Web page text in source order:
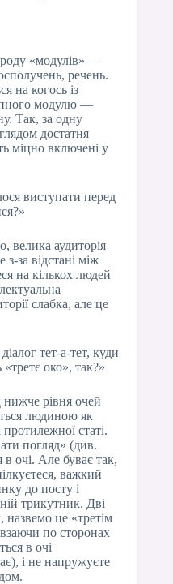
«модулів» —
речень.
на когось із
модулю —
Так, за одну
достатня
міцно включені у
виступати перед
велика аудиторія
за відстані між
на кількох людей
слабка, але це
тет-а-тет, куди
око», так?»
рівня очей
людиною як
статі.
погляд» (див.
очі. Але буває так,
важкий
до посту і
трикутник. Дві
назвемо це «третім
по сторонах
в очі
і не напружуєте